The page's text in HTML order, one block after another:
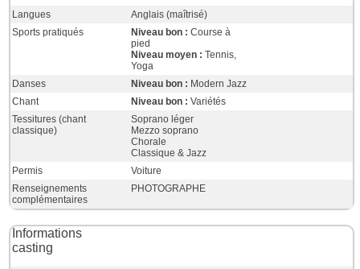
Langues
Anglais (maîtrisé)
Sports pratiqués
Niveau bon : Course à
pied
Niveau moyen : Tennis,
Yoga
Danses
Niveau bon : Modern Jazz
Chant
Niveau bon : Variétés
Tessitures (chant
classique)
Soprano léger
Mezzo soprano
Chorale
Classique & Jazz
Permis
Voiture
Renseignements
complémentaires
PHOTOGRAPHE
Informations
casting